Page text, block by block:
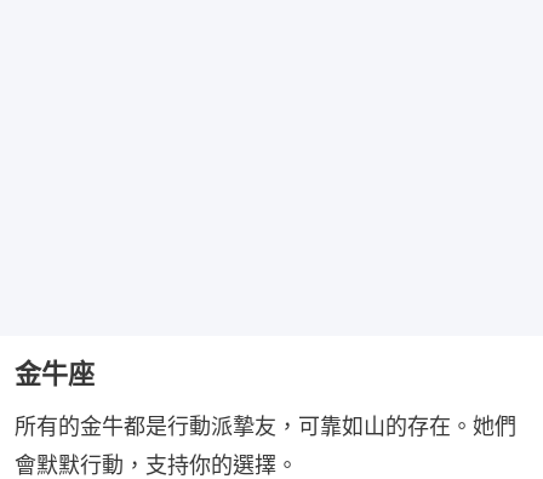
金牛座
所有的金牛都是行動派摯友，可靠如山的存在。她們
會默默行動，支持你的選擇。